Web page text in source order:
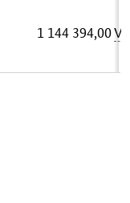
1 144 394,00VM